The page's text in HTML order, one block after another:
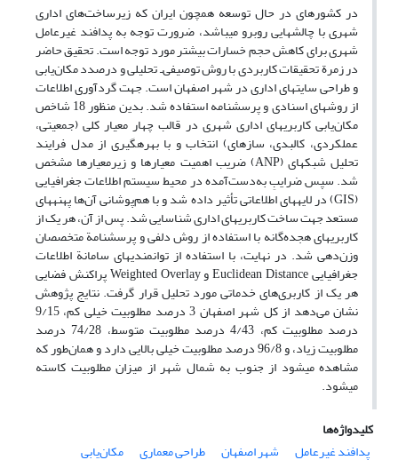
در کشورهای در حال توسعه همچون ایران که زیرساخت‌های اداری
شهری با چالش­هایی روبرو می­باشد، ضرورت توجه به پدافند غیرعامل
شهری برای کاهش حجم خسارات بیشتر مورد توجه است. تحقیق حاضر
در زمرة تحقیقات کاربردی با روش توصیفی‌ـ تحلیلی و درصدد مکان‌یابی
و طراحی سایت‏های اداری در شهر اصفهان است. جهت گردآوری اطلاعات
از روش‏های اسنادی و پرسش‏نامه استفاده شد. بدین منظور 18 شاخص
مکان‌یابی کاربری‏های اداری شهری در قالب چهار معیار کلی (جمعیتی،
عملکردی، کالبدی، سازه‏ای) انتخاب و با بهره‏گیری از مدل فرایند
تحلیل شبکه‏ای (ANP) ضریب اهمیت معیارها و زیرمعیارها مشخص
شد. سپس ضرایبِ به‌دست‌آمده در محیط سیستم اطلاعات جغرافیایی
(GIS) در لایه‏های اطلاعاتی تأثیر داده شد و با هم‌پوشانی آن‌ها پهنه‏های
مستعد جهت ساخت کاربری‏های اداری شناسایی شد. پس از آن، هر یک از
کاربری‏های هجده‌گانه با استفاده از روش دلفی و پرسشنامة متخصصان
وزن‌دهی شد. در نهایت، با استفاده از توانمندی‎های سامانة اطلاعات
جغرافیایی Euclidean Distance و Weighted Overlay پراکنش فضایی
هر یک از کاربری‌های خدماتی مورد تحلیل قرار گرفت. نتایج پژوهش
نشان می‌دهد از کل شهر اصفهان 3 درصد مطلوبیت خیلی کم، 9/15
درصد مطلوبیت کم، 4/43 درصد مطلوبیت متوسط، 74/28 درصد
مطلوبیت زیاد، و 96/8 درصد مطلوبیت خیلی بالایی دارد و همان‌طور که
مشاهده می‏شود از جنوب به شمال شهر از میزان مطلوبیت کاسته
می‏شود.
کلیدواژه‌ها
پدافند غیرعامل
شهر اصفهان طراحی معماری
مکان‌یابی